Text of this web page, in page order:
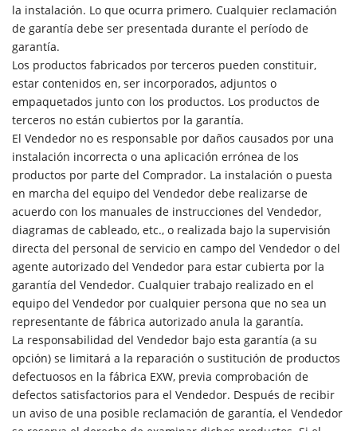
la instalación. Lo que ocurra primero. Cualquier reclamación
de garantía debe ser presentada durante el período de
garantía.
Los productos fabricados por terceros pueden constituir,
estar contenidos en, ser incorporados, adjuntos o
empaquetados junto con los productos. Los productos de
terceros no están cubiertos por la garantía.
El Vendedor no es responsable por daños causados por una
instalación incorrecta o una aplicación errónea de los
productos por parte del Comprador. La instalación o puesta
en marcha del equipo del Vendedor debe realizarse de
acuerdo con los manuales de instrucciones del Vendedor,
diagramas de cableado, etc., o realizada bajo la supervisión
directa del personal de servicio en campo del Vendedor o del
agente autorizado del Vendedor para estar cubierta por la
garantía del Vendedor. Cualquier trabajo realizado en el
equipo del Vendedor por cualquier persona que no sea un
representante de fábrica autorizado anula la garantía.
La responsabilidad del Vendedor bajo esta garantía (a su
opción) se limitará a la reparación o sustitución de productos
defectuosos en la fábrica EXW, previa comprobación de
defectos satisfactorios para el Vendedor. Después de recibir
un aviso de una posible reclamación de garantía, el Vendedor